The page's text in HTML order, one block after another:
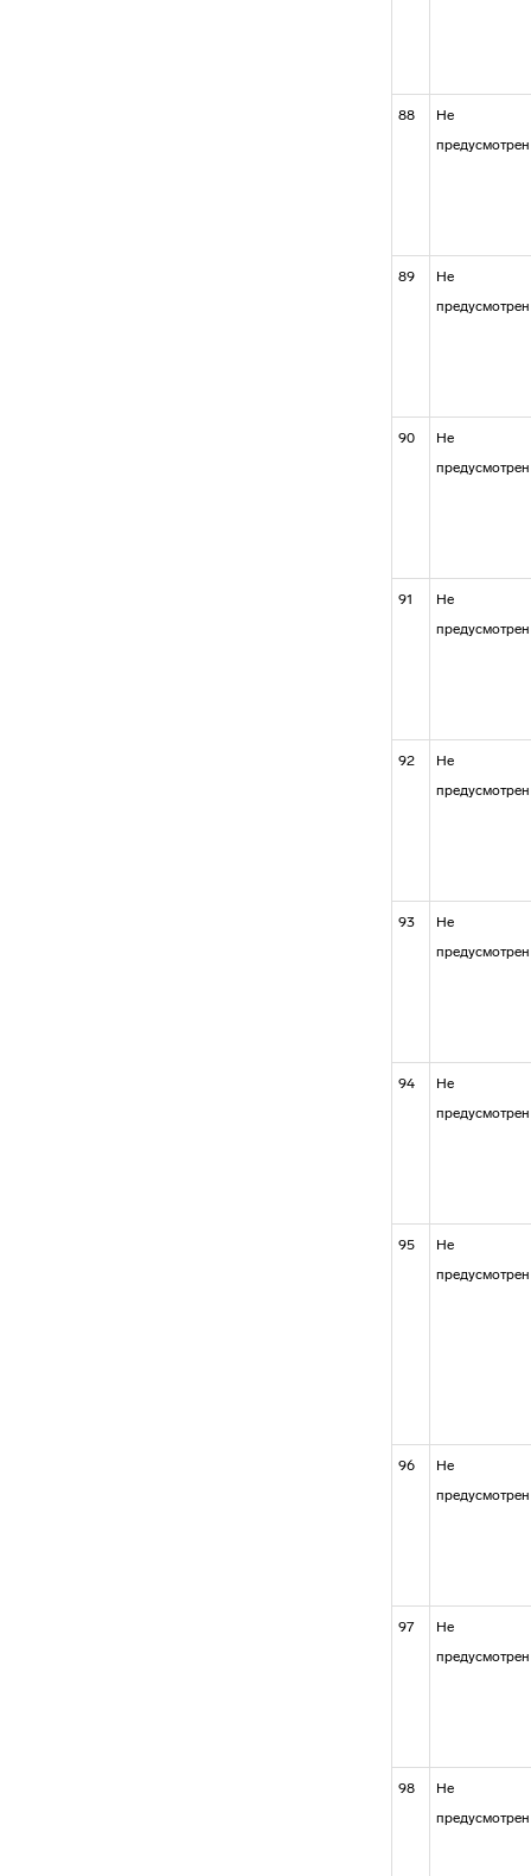
88
Не
предусмотрен
89
Не
предусмотрен
90
Не
предусмотрен
91
Не
предусмотрен
92
Не
предусмотрен
93
Не
предусмотрен
94
Не
предусмотрен
95
Не
предусмотрен
96
Не
предусмотрен
97
Не
предусмотрен
98
Не
предусмотрен